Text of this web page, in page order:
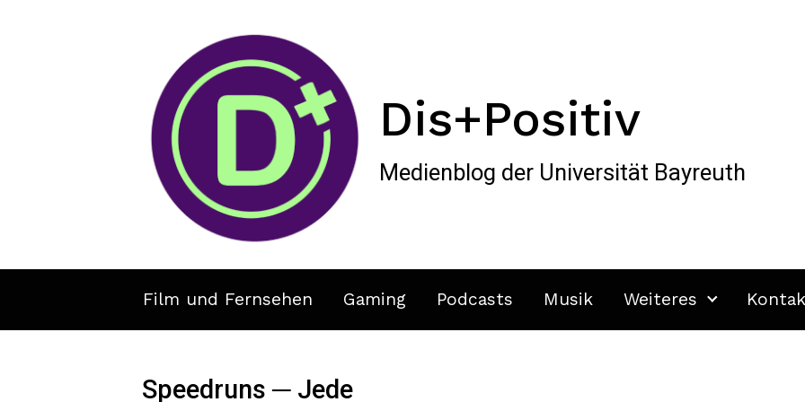
Dis+Positiv
Medienblog der Universität Bayreuth
Film und Fernsehen Gaming Podcasts Musik Weiteres
Speedruns ─ Jede